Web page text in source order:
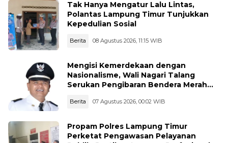
Tak Hanya Mengatur Lalu Lintas,
Polantas Lampung Timur Tunjukkan
Kepedulian Sosial
Berita 08 Agustus 2026, 11:15 WIB
Mengisi Kemerdekaan dengan
Nasionalisme, Wali Nagari Talang
Serukan Pengibaran Bendera Merah
Berita 07 Agustus 2026, 00:02 WIB
Propam Polres Lampung Timur
Perketat Pengawasan Pelayanan